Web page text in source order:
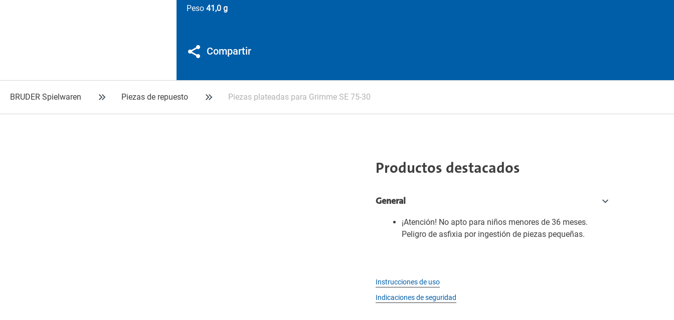
Peso 41,0 g
Compartir
BRUDER Spielwaren Piezas de repuesto Piezas plateadas para Grimme SE 75-30
Productos destacados
General
¡Atención! No apto para niños menores de 36 meses.
Peligro de asfixia por ingestión de piezas pequeñas.
Instrucciones de uso
Indicaciones de seguridad